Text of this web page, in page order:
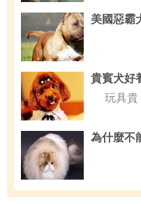
美國惡霸
貴賓犬好
玩具貴
為什麼不